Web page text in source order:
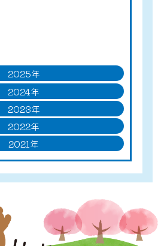
2025年
2024年
2023年
2022年
2021年